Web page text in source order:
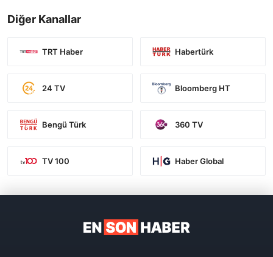
Diğer Kanallar
TRT Haber Habertürk
24 TV Bloomberg HT
Bengü Türk 360 TV
TV 100 Haber Global